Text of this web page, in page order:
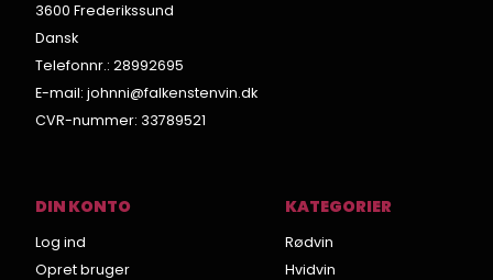
3600 Frederikssund
Dansk
Telefonnr.: 28992695
E-mail: johnni@falkenstenvin.dk
CVR-nummer: 33789521
DIN KONTO
Log ind
Opret bruger
KATEGORIER
Rødvin
Hvidvin